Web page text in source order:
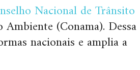
Nacional de Trânsito
(Conama). Dessa
nacionais e amplia a